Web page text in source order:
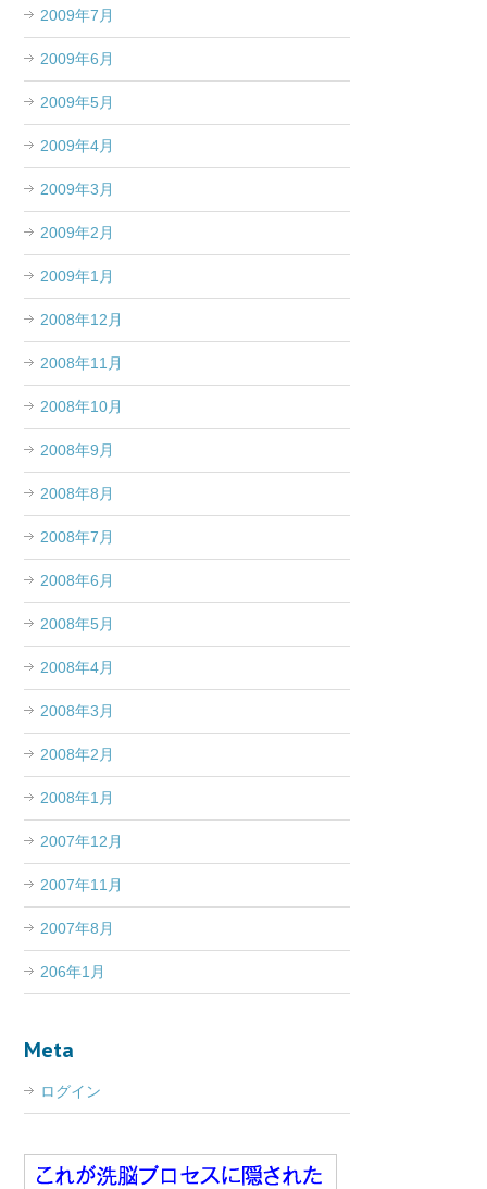
2009年7月
2009年6月
2009年5月
2009年4月
2009年3月
2009年2月
2009年1月
2008年12月
2008年11月
2008年10月
2008年9月
2008年8月
2008年7月
2008年6月
2008年5月
2008年4月
2008年3月
2008年2月
2008年1月
2007年12月
2007年11月
2007年8月
206年1月
Meta
ログイン